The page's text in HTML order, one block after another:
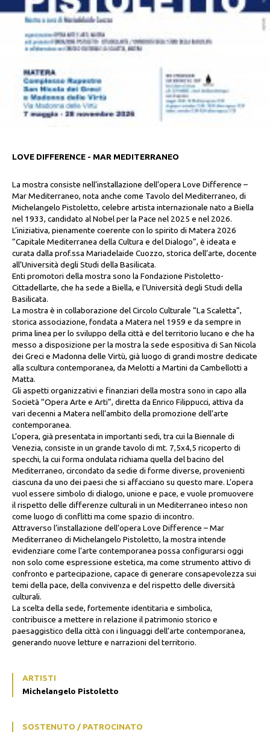
LOVE DIFFERENCE - MAR MEDITERRANEO
La mostra consiste nell’installazione dell’opera Love Difference –
Mar Mediterraneo, nota anche come Tavolo del Mediterraneo, di
Michelangelo Pistoletto, celebre artista internazionale nato a Biella
nel 1933, candidato al Nobel per la Pace nel 2025 e nel 2026.
L’iniziativa, pienamente coerente con lo spirito di Matera 2026
“Capitale Mediterranea della Cultura e del Dialogo”, è ideata e
curata dalla prof.ssa Mariadelaide Cuozzo, storica dell’arte, docente
all’Università degli Studi della Basilicata.
Enti promotori della mostra sono la Fondazione Pistoletto-
Cittadellarte, che ha sede a Biella, e l’Università degli Studi della
Basilicata.
La mostra è in collaborazione del Circolo Culturale “La Scaletta”,
storica associazione, fondata a Matera nel 1959 e da sempre in
prima linea per lo sviluppo della città e del territorio lucano e che ha
messo a disposizione per la mostra la sede espositiva di San Nicola
dei Greci e Madonna delle Virtù, già luogo di grandi mostre dedicate
alla scultura contemporanea, da Melotti a Martini da Cambellotti a
Matta.
Gli aspetti organizzativi e finanziari della mostra sono in capo alla
Società “Opera Arte e Arti”, diretta da Enrico Filippucci, attiva da
vari decenni a Matera nell’ambito della promozione dell’arte
contemporanea.
L’opera, già presentata in importanti sedi, tra cui la Biennale di
Venezia, consiste in un grande tavolo di mt. 7,5x4,5 ricoperto di
specchi, la cui forma ondulata richiama quella del bacino del
Mediterraneo, circondato da sedie di forme diverse, provenienti
ciascuna da uno dei paesi che si affacciano su questo mare. L’opera
vuol essere simbolo di dialogo, unione e pace, e vuole promuovere
il rispetto delle differenze culturali in un Mediterraneo inteso non
come luogo di conflitti ma come spazio di incontro.
Attraverso l’installazione dell’opera Love Difference – Mar
Mediterraneo di Michelangelo Pistoletto, la mostra intende
evidenziare come l’arte contemporanea possa configurarsi oggi
non solo come espressione estetica, ma come strumento attivo di
confronto e partecipazione, capace di generare consapevolezza sui
temi della pace, della convivenza e del rispetto delle diversità
culturali.
La scelta della sede, fortemente identitaria e simbolica,
contribuisce a mettere in relazione il patrimonio storico e
paesaggistico della città con i linguaggi dell’arte contemporanea,
generando nuove letture e narrazioni del territorio.
ARTISTI
Michelangelo Pistoletto
SOSTENUTO / PATROCINATO